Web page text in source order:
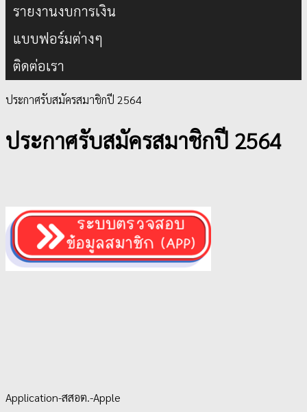
รายงานงบการเงิน
แบบฟอร์มต่างๆ
ติดต่อเรา
ประกาศรับสมัครสมาชิกปี 2564
ประกาศรับสมัครสมาชิกปี 2564
Application-สสอต.-Apple